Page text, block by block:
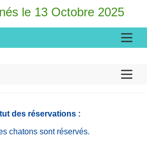
le 13 Octobre 2025
des réservations :
chatons sont réservés.